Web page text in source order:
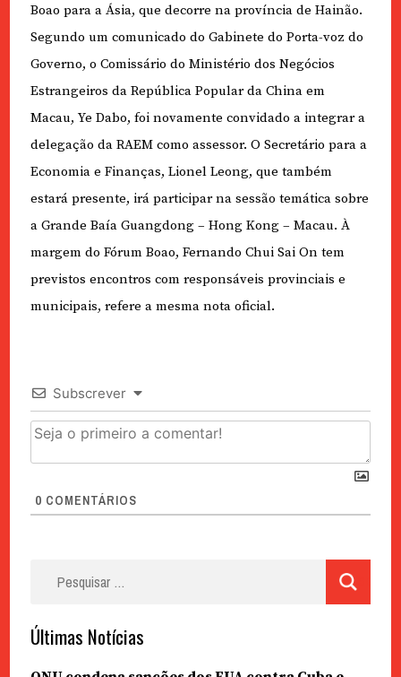
Boao para a Ásia, que decorre na província de Hainão.
Segundo um comunicado do Gabinete do Porta-voz do
Governo, o Comissário do Ministério dos Negócios
Estrangeiros da República Popular da China em
Macau, Ye Dabo, foi novamente convidado a integrar a
delegação da RAEM como assessor. O Secretário para a
Economia e Finanças, Lionel Leong, que também
estará presente, irá participar na sessão temática sobre
a Grande Baía Guangdong – Hong Kong – Macau. À
margem do Fórum Boao, Fernando Chui Sai On tem
previstos encontros com responsáveis provinciais e
municipais, refere a mesma nota oficial.
Subscrever
0 COMENTÁRIOS
Últimas Notícias